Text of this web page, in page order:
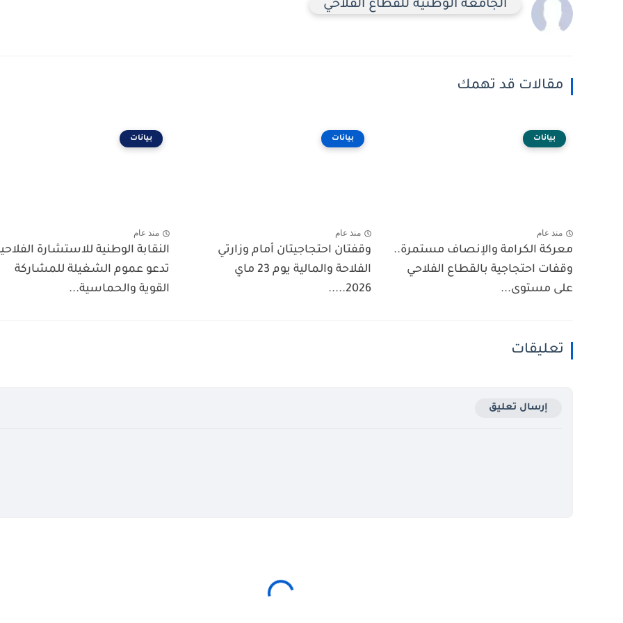
الجامعة الوطنية للقطاع الفلاحي
مقالات قد تهمك
بيانات
منذ عام
معركة الكرامة والإنصاف مستمرة..
وقفات احتجاجية بالقطاع الفلاحي
على مستوى...
بيانات
منذ عام
وقفتان احتجاجيتان أمام وزارتي
الفلاحة والمالية يوم 23 ماي
2026.....
بيانات
منذ عام
النقابة الوطنية للاستشارة
تدعو عموم الشغيلة للمشاركة
القوية والحماسية...
تعليقات
إرسال تعليق